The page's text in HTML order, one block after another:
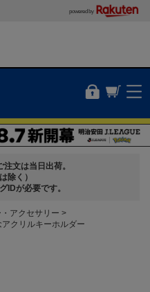
powered by
文は当日出荷。
除く）
IDが必要です。
アクセサリー
クリルキーホルダー